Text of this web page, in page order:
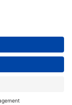
IN MEINEM
(hier klicken)